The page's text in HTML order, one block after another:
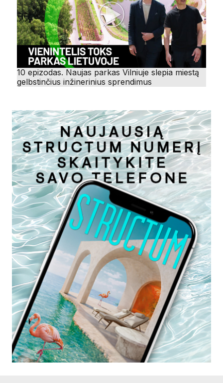
10 epizodas. Naujas parkas Vilniuje slepia miestą
gelbstinčius inžinerinius sprendimus